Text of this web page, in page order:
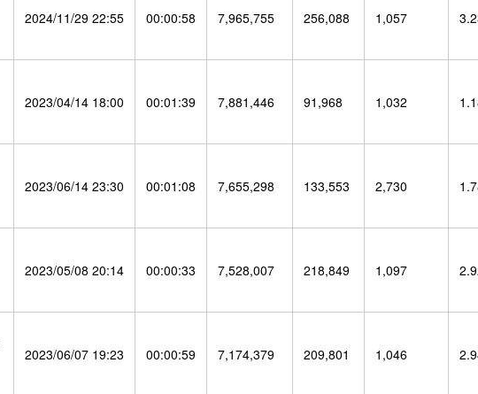
2024/11/29 22:55 00:00:58 7,965,755 256,088 1,057
2023/04/14 18:00 00:01:39 7,881,446 91,968 1,032
2023/06/14 23:30 00:01:08 7,655,298 133,553 2,730
2023/05/08 20:14 00:00:33 7,528,007 218,849 1,097
2023/06/07 19:23 00:00:59 7,174,379 209,801 1,046